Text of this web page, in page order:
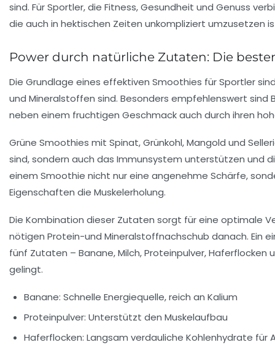
sind. Für Sportler, die Fitness, Gesundheit und Genuss
die auch in hektischen Zeiten unkompliziert umzusetzen
Power durch natürliche Zutaten: Die
Die Grundlage eines effektiven Smoothies für Sportler
und Mineralstoffen sind. Besonders empfehlenswert sind
neben einem fruchtigen Geschmack auch durch ihren
Grüne Smoothies mit Spinat, Grünkohl, Mangold und
sind, sondern auch das Immunsystem unterstützen und
einem Smoothie nicht nur eine angenehme Schärfe,
Eigenschaften die Muskelerholung.
Die Kombination dieser Zutaten sorgt für eine optimale
nötigen Protein-und Mineralstoffnachschub danach. Ein
fünf Zutaten – Banane, Milch, Proteinpulver,
gelingt.
Banane: Schnelle Energiequelle, reich an Kalium
Proteinpulver: Unterstützt den Muskelaufbau
Haferflocken: Langsam verdauliche Kohlenhydrate für